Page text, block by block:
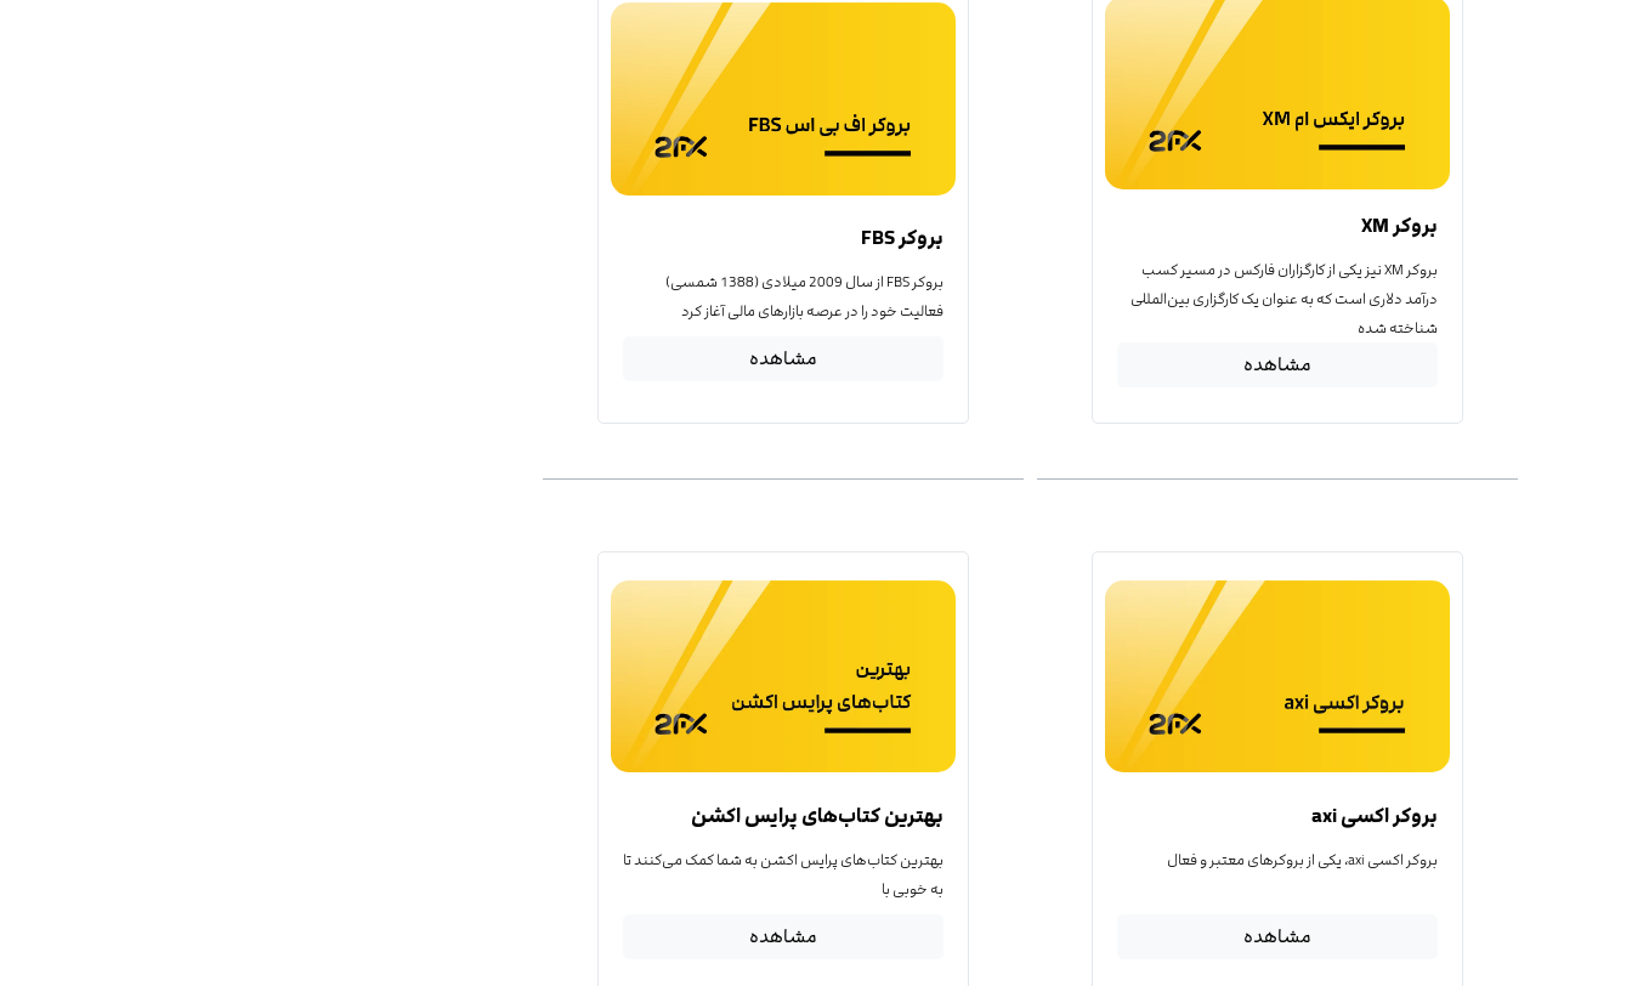
بروکر XM
بروکر XM نیز یکی از کارگزاران فارکس در مسیر کسب
درآمد دلاری است که به عنوان یک کارگزاری بین‌المللی
شناخته شده
مشاهده
بروکر FBS
بروکر FBS از سال 2009 میلادی (1388 شمسی)
فعالیت خود را در عرصه بازارهای مالی آغاز کرد
مشاهده
بروکر اکسی axi
بروکر اکسی axi، یکی از بروکرهای معتبر و فعال
مشاهده
بهترین کتاب‌‌های پرایس اکشن
بهترین کتاب‌‌های پرایس اکشن به شما کمک می‌کنند تا
به خوبی با
مشاهده